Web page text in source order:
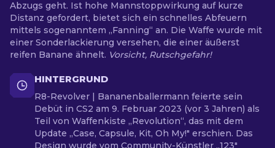
Abzugs geht. Ist hohe Mannstoppwirkung auf kurze
Distanz gefordert, bietet sich ein schnelles Abfeuern
mittels sogenanntem „Fanning“ an. Die Waffe wurde mit
einer Sonderlackierung versehen, die einer äußerst
reifen Banane ähnelt. Vorsicht, Rutschgefahr!
HINTERGRUND
R8-Revolver | Bananenballermann feierte sein
Debüt in CS2 am 9. Februar 2023 (vor 3 Jahren) als
Teil von Waffenkiste „Revolution“, das mit dem
Update „Case, Capsule, Kit, Oh My!" erschien. Das
Design wurde vom Community-Künstler „123"